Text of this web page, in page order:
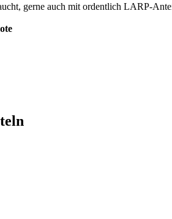
gerne auch mit ordentlich LARP-